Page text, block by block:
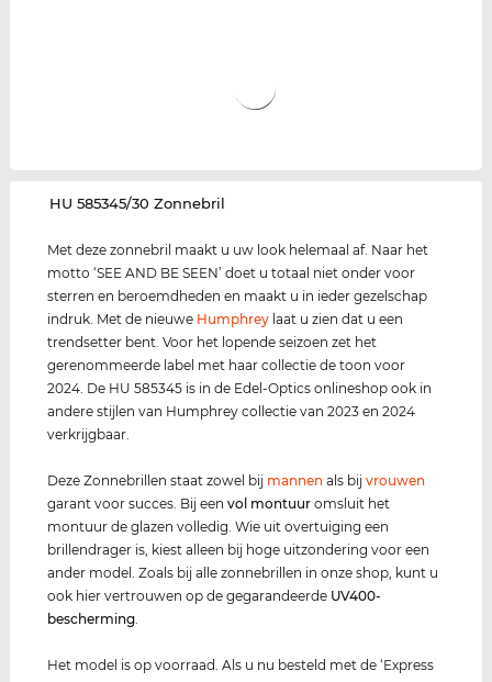
‌HU 585345/30 Zonnebril
Met deze zonnebril maakt u uw look helemaal af. Naar het
motto ‘SEE AND BE SEEN’ doet u totaal niet onder voor
sterren en beroemdheden en maakt u in ieder gezelschap
indruk. Met de nieuwe Humphrey laat u zien dat u een
trendsetter bent. Voor het lopende seizoen zet het
gerenommeerde label met haar collectie de toon voor
2024. De HU 585345 is in de Edel-Optics onlineshop ook in
andere stijlen van Humphrey collectie van 2023 en 2024
verkrijgbaar.
Deze Zonnebrillen staat zowel bij mannen als bijvrouwen
garant voor succes. Bij eenvol montuur omsluit het
montuur de glazen volledig. Wie uit overtuiging een
brillendrager is, kiest alleen bij hoge uitzondering voor een
ander model. Zoals bij alle zonnebrillen in onze shop, kunt u
ook hier vertrouwen op de gegarandeerde UV400-
bescherming.
Het model is op voorraad. Als u nu besteld met de ‘Express